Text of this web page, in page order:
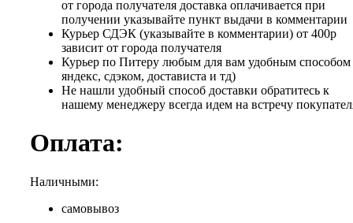
от города получателя доставка оплачивается при
получении указывайте пункт выдачи в комментарии
Курьер СДЭК (указывайте в комментарии) от 400р
зависит от города получателя
Курьер по Питеру любым для вам удобным способом
яндекс, сдэком, достависта и тд)
Не нашли удобный способ доставки обратитесь к
нашему менеджеру всегда идем на встречу
Оплата:
Наличными:
самовывоз